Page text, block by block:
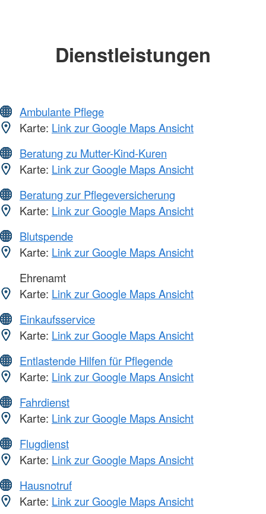
Dienstleistungen
Ambulante Pflege
Karte: Link zur Google Maps Ansicht
Beratung zu Mutter-Kind-Kuren
Karte: Link zur Google Maps Ansicht
Beratung zur Pflegeversicherung
Karte: Link zur Google Maps Ansicht
Blutspende
Karte: Link zur Google Maps Ansicht
Ehrenamt
Karte: Link zur Google Maps Ansicht
Einkaufsservice
Karte: Link zur Google Maps Ansicht
Entlastende Hilfen für Pflegende
Karte: Link zur Google Maps Ansicht
Fahrdienst
Karte: Link zur Google Maps Ansicht
Flugdienst
Karte: Link zur Google Maps Ansicht
Hausnotruf
Karte: Link zur Google Maps Ansicht